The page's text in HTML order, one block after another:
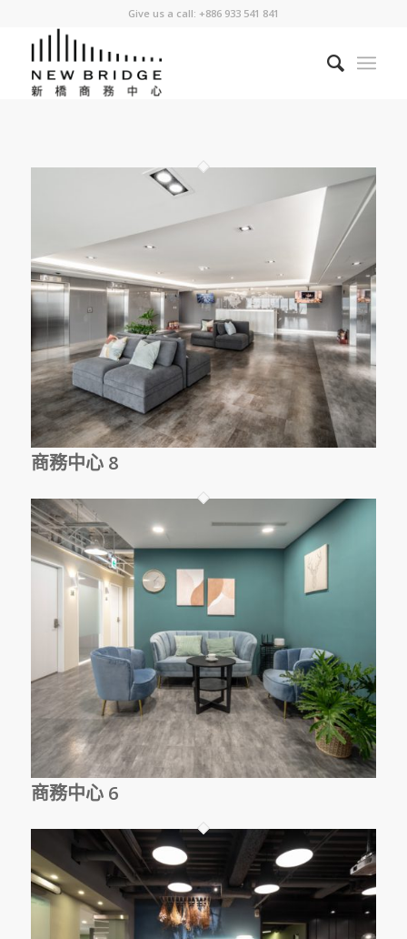
Give us a call: +886 933 541 841
商務中心 8
商務中心 6